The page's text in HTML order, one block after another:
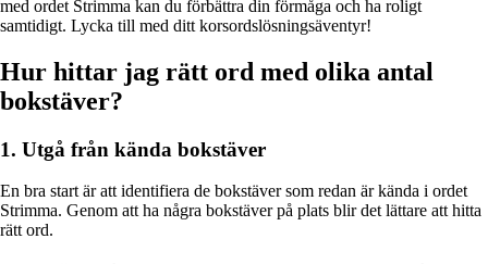
med ordet Strimma kan du förbättra din förmåga och ha roligt
samtidigt. Lycka till med ditt korsordslösningsäventyr!
Hur hittar jag rätt ord med olika antal
bokstäver?
1. Utgå från kända bokstäver
En bra start är att identifiera de bokstäver som redan är kända i ordet
Strimma. Genom att ha några bokstäver på plats blir det lättare att hitta
rätt ord.